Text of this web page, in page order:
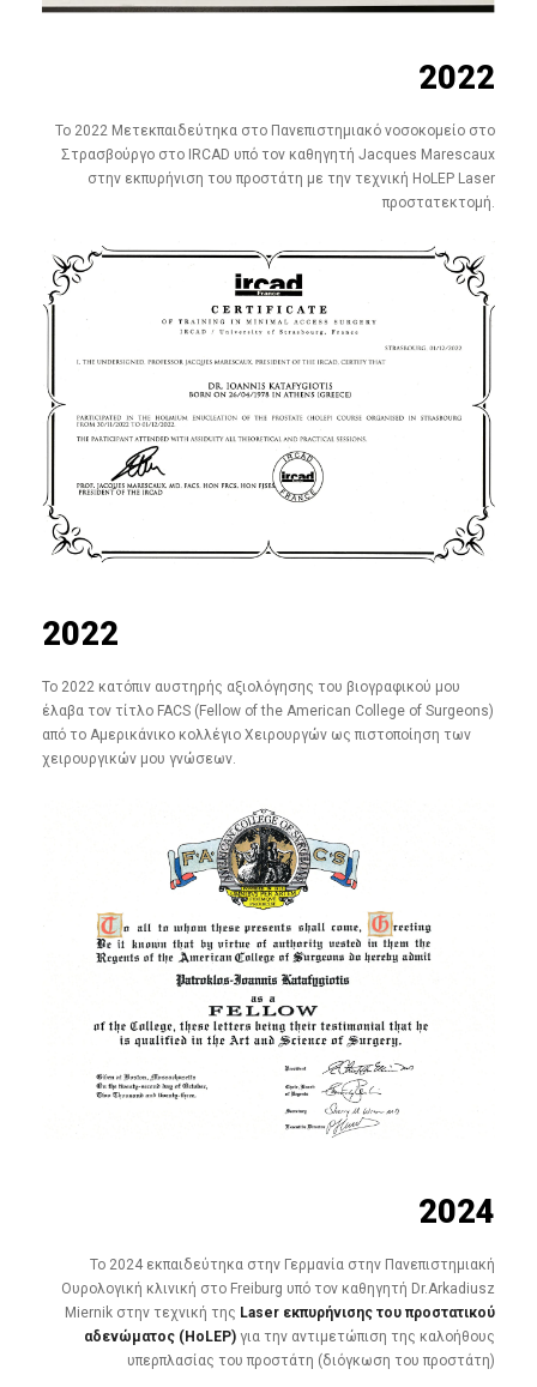
2022
To 2022 Μετεκπαιδεύτηκα στο Πανεπιστημιακό νοσοκομείο στο
Στρασβούργο στο IRCAD υπό τον καθηγητή Jacques Marescaux
στην εκπυρήνιση του προστάτη με την τεχνική HoLEP Laser
προστατεκτομή.
2022
To 2022 κατόπιν αυστηρής αξιολόγησης του βιογραφικού μου
έλαβα τον τίτλο FACS (Fellow of the American College of Surgeons)
από το Αμερικάνικο κολλέγιο Χειρουργών ως πιστοποίηση των
χειρουργικών μου γνώσεων.
2024
Το 2024 εκπαιδεύτηκα στην Γερμανία στην Πανεπιστημιακή
Ουρολογική κλινική στο Freiburg υπό τον καθηγητή Dr.Arkadiusz
Miernik στην τεχνική της Laser εκπυρήνισης του προστατικού
αδενώματος (HoLEP) για την αντιμετώπιση της καλοήθους
υπερπλασίας του προστάτη (διόγκωση του προστάτη)